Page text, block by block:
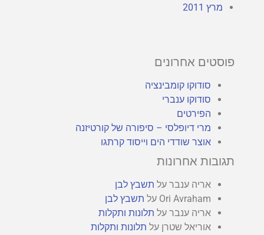
מרץ 2011
פוסטים אחרונים
סודוקו קומבינציה
סודוקו ענברי
הפירטים
מרי דיופלסי – סיפורה של קורטיזנה
אוצר שודדי הים וייסוד קרתגו
תגובות אחרונות
אריה ענבר על תשבץ לבן
Ori Avraham על תשבץ לבן
אריה ענבר על תלונות ותקלות
אוריאל שטרן על תלונות ותקלות